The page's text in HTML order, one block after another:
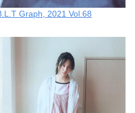
Graph, 2021 Vol.68